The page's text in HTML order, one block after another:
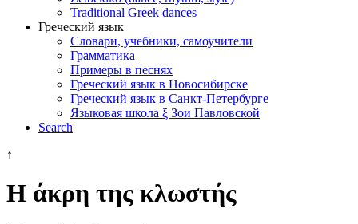
Traditional Greek dances
Греческий язык
Словари, учебники, самоучители
Грамматика
Примеры в песнях
Греческий язык в Новосибирске
Греческий язык в Санкт-Петербурге
Языковая школа ξ Зои Павловской
Search
↑
Η άκρη της κλωστής